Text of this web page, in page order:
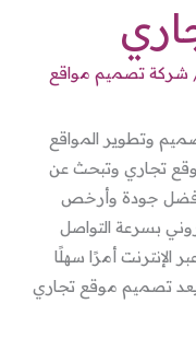
شركة تصميم مواقع
وتطوير المواقع
تجاري وتبحث عن
جودة وأرخص
بسرعة التواصل
الإنترنت أمرًا سهلًا
يعد تصميم موقع تجاري